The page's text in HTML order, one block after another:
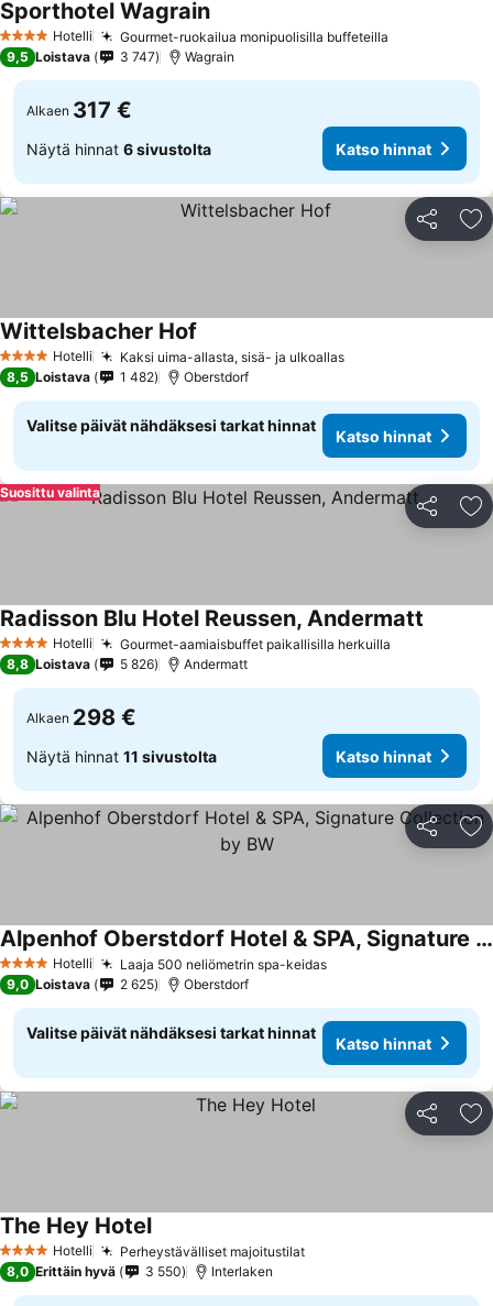
4 Tähtiluokitus
Hotelli Gourmet-ruokailua monipuolisilla buffeteilla
Sporthotel WagrainKatso hinnat
9,5 Loistava 3 747 Wagrain
Alkaen 317 €
Näytä hinnat 6 sivustolta Katso hinnat
Jaa
4 Tähtiluokitus
Hotelli Kaksi uima-allasta, sisä- ja ulkoallasKatso hinnat
Wittelsbacher Hof
8,5 Loistava 1 482 Oberstdorf
Valitse päivät nähdäksesi tarkat hinnat
Katso hinnat
Jaa
Suosittu valinta
4 Tähtiluokitus
Hotelli Gourmet-aamiaisbuffet paikallisilla herkuilla
Radisson Blu Hotel Reussen, Andermatt
8,8 Loistava 5 826 Andermatt
Alkaen 298 €
Näytä hinnat 11 sivustolta Katso hinnat
Jaa
4 Tähtiluokitus
Hotelli Laaja 500 neliömetrin spa-keidasKatso hinnat
Alpenhof Oberstdorf Hotel & SPA, Signature Collection by BW
Katso hinnat
9,0 Loistava 2 625 Oberstdorf
Valitse päivät nähdäksesi tarkat hinnat
Katso hinnat
Jaa
4 Tähtiluokitus
Hotelli Perheystävälliset majoitustilatKatso hinnat
The Hey HotelKatso hinnat
8,0 Erittäin hyvä 3 550 Interlaken